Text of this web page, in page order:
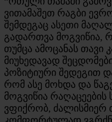
ვითამაშეთ რაგბი
შემდეგაც ასეთი
გადართვა მოგვიწია,
თუმცა ამოცანას
მიუხედავად
პოზიტიური შედეგით
რომ ასე მოხდა და
მოგვიწია რაღაცეების
ვფიქრობ, ძალისმიერ